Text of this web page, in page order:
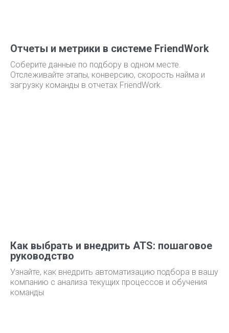
Отчеты и метрики в системе FriendWork
Соберите данные по подбору в одном месте.
Отслеживайте этапы, конверсию, скорость найма и
загрузку команды в отчетах FriendWork.
Как выбрать и внедрить ATS: пошаговое
руководство
Узнайте, как внедрить автоматизацию подбора в вашу
компанию с анализа текущих процессов и обучения
команды